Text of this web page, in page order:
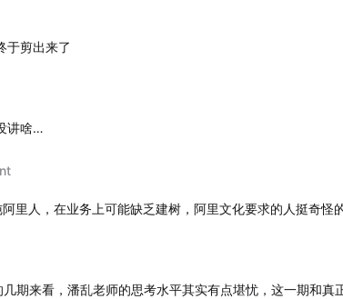
于剪出来了
讲啥…
里人，在业务上可能缺乏建树，阿里文化要求的人挺奇怪
期来看，潘乱老师的思考水平其实有点堪忧，这一期和真